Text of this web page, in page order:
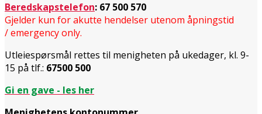
Beredskapstelefon: 67 500 570
Gjelder kun for akutte hendelser utenom åpningstid
/ emergency only.
Utleiespørsmål rettes til menigheten på ukedager, kl. 9-
15 på tlf.: 67500 500
Gi en gave - les her